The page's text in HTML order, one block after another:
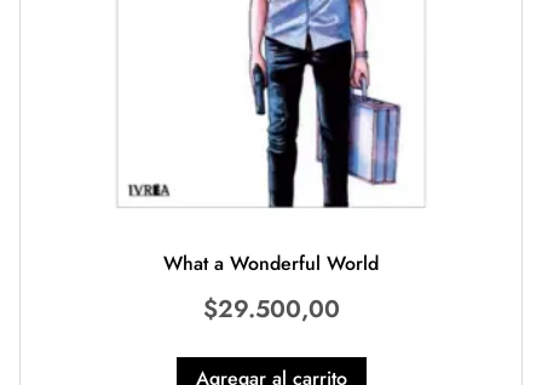
What a Wonderful World
$29.500,00
Agregar al carrito